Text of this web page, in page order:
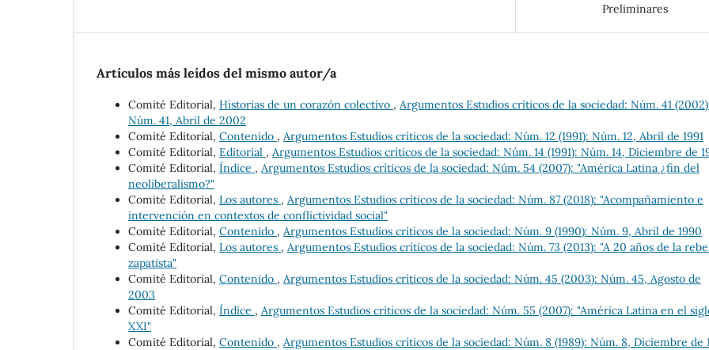
Preliminares
Artículos más leídos del mismo autor/a
Comité Editorial, Historias de un corazón colectivo , Argumentos Estudios críticos de la sociedad: Núm. 41
Núm. 41, Abril de 2002
Comité Editorial, Contenido , Argumentos Estudios críticos de la sociedad: Núm. 12 (1991): Núm. 12, Abril de 1991
Comité Editorial, Editorial , Argumentos Estudios críticos de la sociedad: Núm. 14 (1991): Núm. 14, Diciembre de
Comité Editorial, Índice , Argumentos Estudios críticos de la sociedad: Núm. 54 (2007): "América Latina ¿fin del
neoliberalismo?"
Comité Editorial, Los autores , Argumentos Estudios críticos de la sociedad: Núm. 87 (2018): "Acompañamiento e
intervención en contextos de conflictividad social"
Comité Editorial, Contenido , Argumentos Estudios críticos de la sociedad: Núm. 9 (1990): Núm. 9, Abril de 1990
Comité Editorial, Los autores , Argumentos Estudios críticos de la sociedad: Núm. 73 (2013): "A 20 años de la
zapatista"
Comité Editorial, Contenido , Argumentos Estudios críticos de la sociedad: Núm. 45 (2003): Núm. 45, Agosto de
2003
Comité Editorial, Índice , Argumentos Estudios críticos de la sociedad: Núm. 55 (2007): "América Latina en el
XXI"
Comité Editorial, Contenido , Argumentos Estudios críticos de la sociedad: Núm. 8 (1989): Núm. 8, Diciembre de